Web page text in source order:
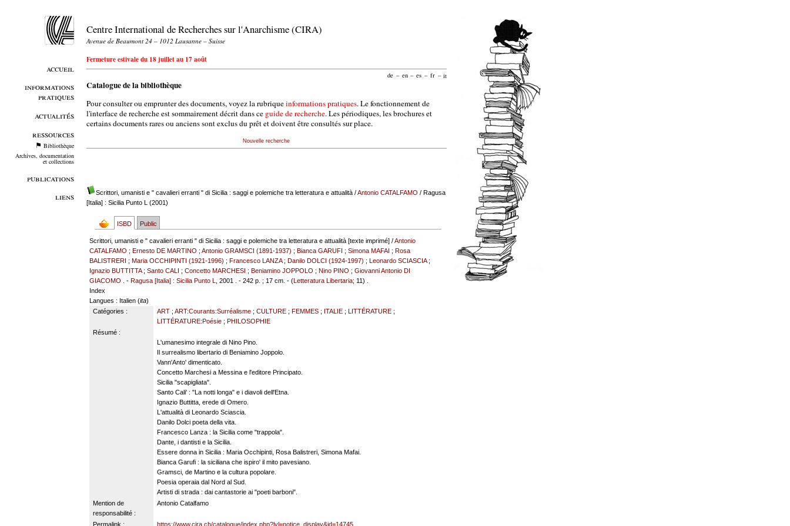
accueil
informations
pratiques
actualités
ressources
Bibliothèque
Archives, documentation
et collections
publications
liens
Centre International de Recherches sur l'Anarchisme (CIRA)
Avenue de Beaumont 24 – 1012 Lausanne – Suisse
Fermeture estivale du 18 juillet au 17 août
de – en – es – fr – it
Catalogue de la bibliothèque
Pour consulter ou emprunter des documents, voyez la rubriqueinformations pratiques. Le fonctionnement de
l'interface de recherche est sommairement décrit dans ce guide de recherche. Les périodiques, les brochures et
certains documents rares ou anciens sont exclus du prêt et doivent être consultés sur place.
Nouvelle recherche
Scrittori, umanisti e " cavalieri erranti " di Sicilia : saggi e polemiche tra letteratura e attualità/Antonio CATALFAMO / Ragusa
[Italia] : Sicilia Punto L (2001)
ISBD Public
Scrittori, umanisti e " cavalieri erranti " di Sicilia : saggi e polemiche tra letteratura e attualità [texte imprimé] /Antonio
CATALFAMO ;Ernesto DE MARTINO ;Antonio GRAMSCI (1891-1937) ;Bianca GARUFI ;Simona MAFAI ;Rosa
BALISTRERI ;Maria OCCHIPINTI (1921-1996) ;Francesco LANZA;Danilo DOLCI (1924-1997) ;Leonardo SCIASCIA;
Ignazio BUTTITTA;Santo CALI ;Concetto MARCHESI ;Beniamino JOPPOLO ;Nino PINO ;Giovanni Antonio DI
GIACOMO
. -Ragusa [Italia] : Sicilia Punto L , 2001 . - 242 p. ; 17 cm. - (Letteratura Libertaria; 11) .
Index
Langues : Italien (ita)
Catégories :
ART; ART:Courants:Surréalisme; CULTURE; FEMMES; ITALIE; LITTÉRATURE;
LITTÉRATURE:Poésie; PHILOSOPHIE
Résumé :
L'umanesimo integrale di Nino Pino.
Il surrealismo libertario di Beniamino Joppolo.
Vann'Anto' dimenticato.
Concetto Marchesi a Messina e l'editore Principato.
Sicilia "scapigliata".
Santo Cali' : "La notti longa" e i diavoli dell'Etna.
Ignazio Buttitta, erede di Omero.
L'attualità di Leonardo Sciascia.
Danilo Dolci poeta della vita.
Francesco Lanza : la Sicilia come "trappola".
Dante, i dantisti e la Sicilia.
Essere donna in Sicilia : Maria Occhipinti, Rosa Balistreri, Simona Mafai.
Bianca Garufi : la siciliana che ispiro' il mito pavesiano.
Gramsci, de Martino e la cultura popolare.
Poesia operaia dal Nord al Sud.
Artisti di strada : dai cantastorie ai "poeti barboni".
Mention de
responsabilité :
Antonio Catalfamo
Permalink : https://www.cira.ch/catalogue/index.php?lvl=notice_display&id=14745